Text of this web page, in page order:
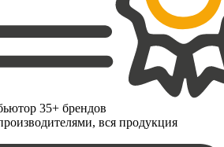
35+ брендов
вся продукция